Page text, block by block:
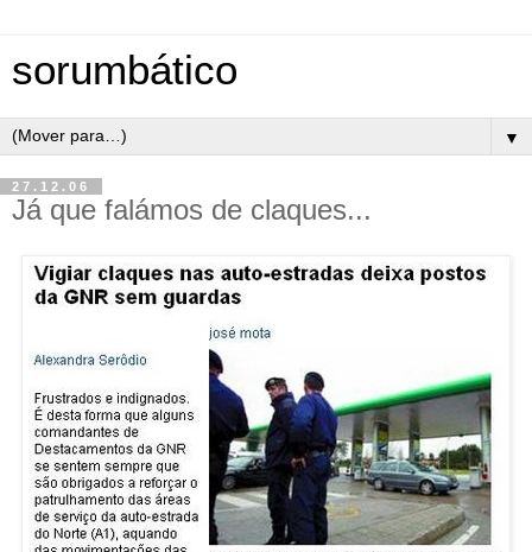
sorumbático
▼
27.12.06
Já que falámos de claques...